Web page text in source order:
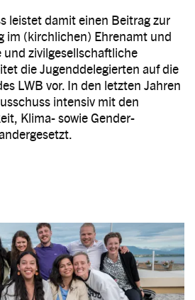
leistet damit einen Beitrag zur
im (kirchlichen) Ehrenamt und
zivilgesellschaftliche
die Jugenddelegierten auf die
LWB vor. In den letzten Jahren
intensiv mit den
Klima- sowie Gender-